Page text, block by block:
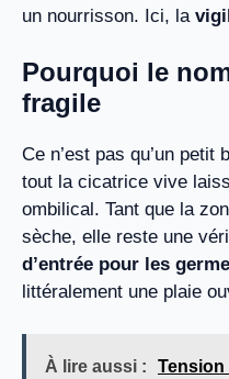
un nourrisson. Ici, la
Pourquoi le
fragile
Ce n’est pas qu’un petit
tout la cicatrice vive
ombilical. Tant que la
sèche, elle reste une
d’entrée pour les
littéralement une plaie
À lire aussi :
Tension